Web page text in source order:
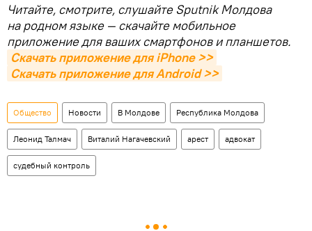
Читайте, смотрите, слушайте Sputnik Молдова
на родном языке — скачайте мобильное
приложение для ваших смартфонов и планшетов.
Скачать приложение для iPhone >>
Скачать приложение для Android >>
Общество Новости В Молдове Республика Молдова
Леонид Талмач Виталий Нагачевский арест адвокат
судебный контроль